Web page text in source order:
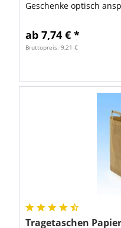
Geschenke optisch
ab 7,74 € *
Bruttopreis: 9,21 €
Tragetaschen